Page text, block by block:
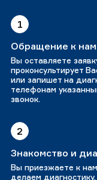
1
Обращение к нам
Вы оставляете
проконсультирует
или запишет на
телефонам
звонок.
2
Знакомство и
Вы приезжаете к
делаем